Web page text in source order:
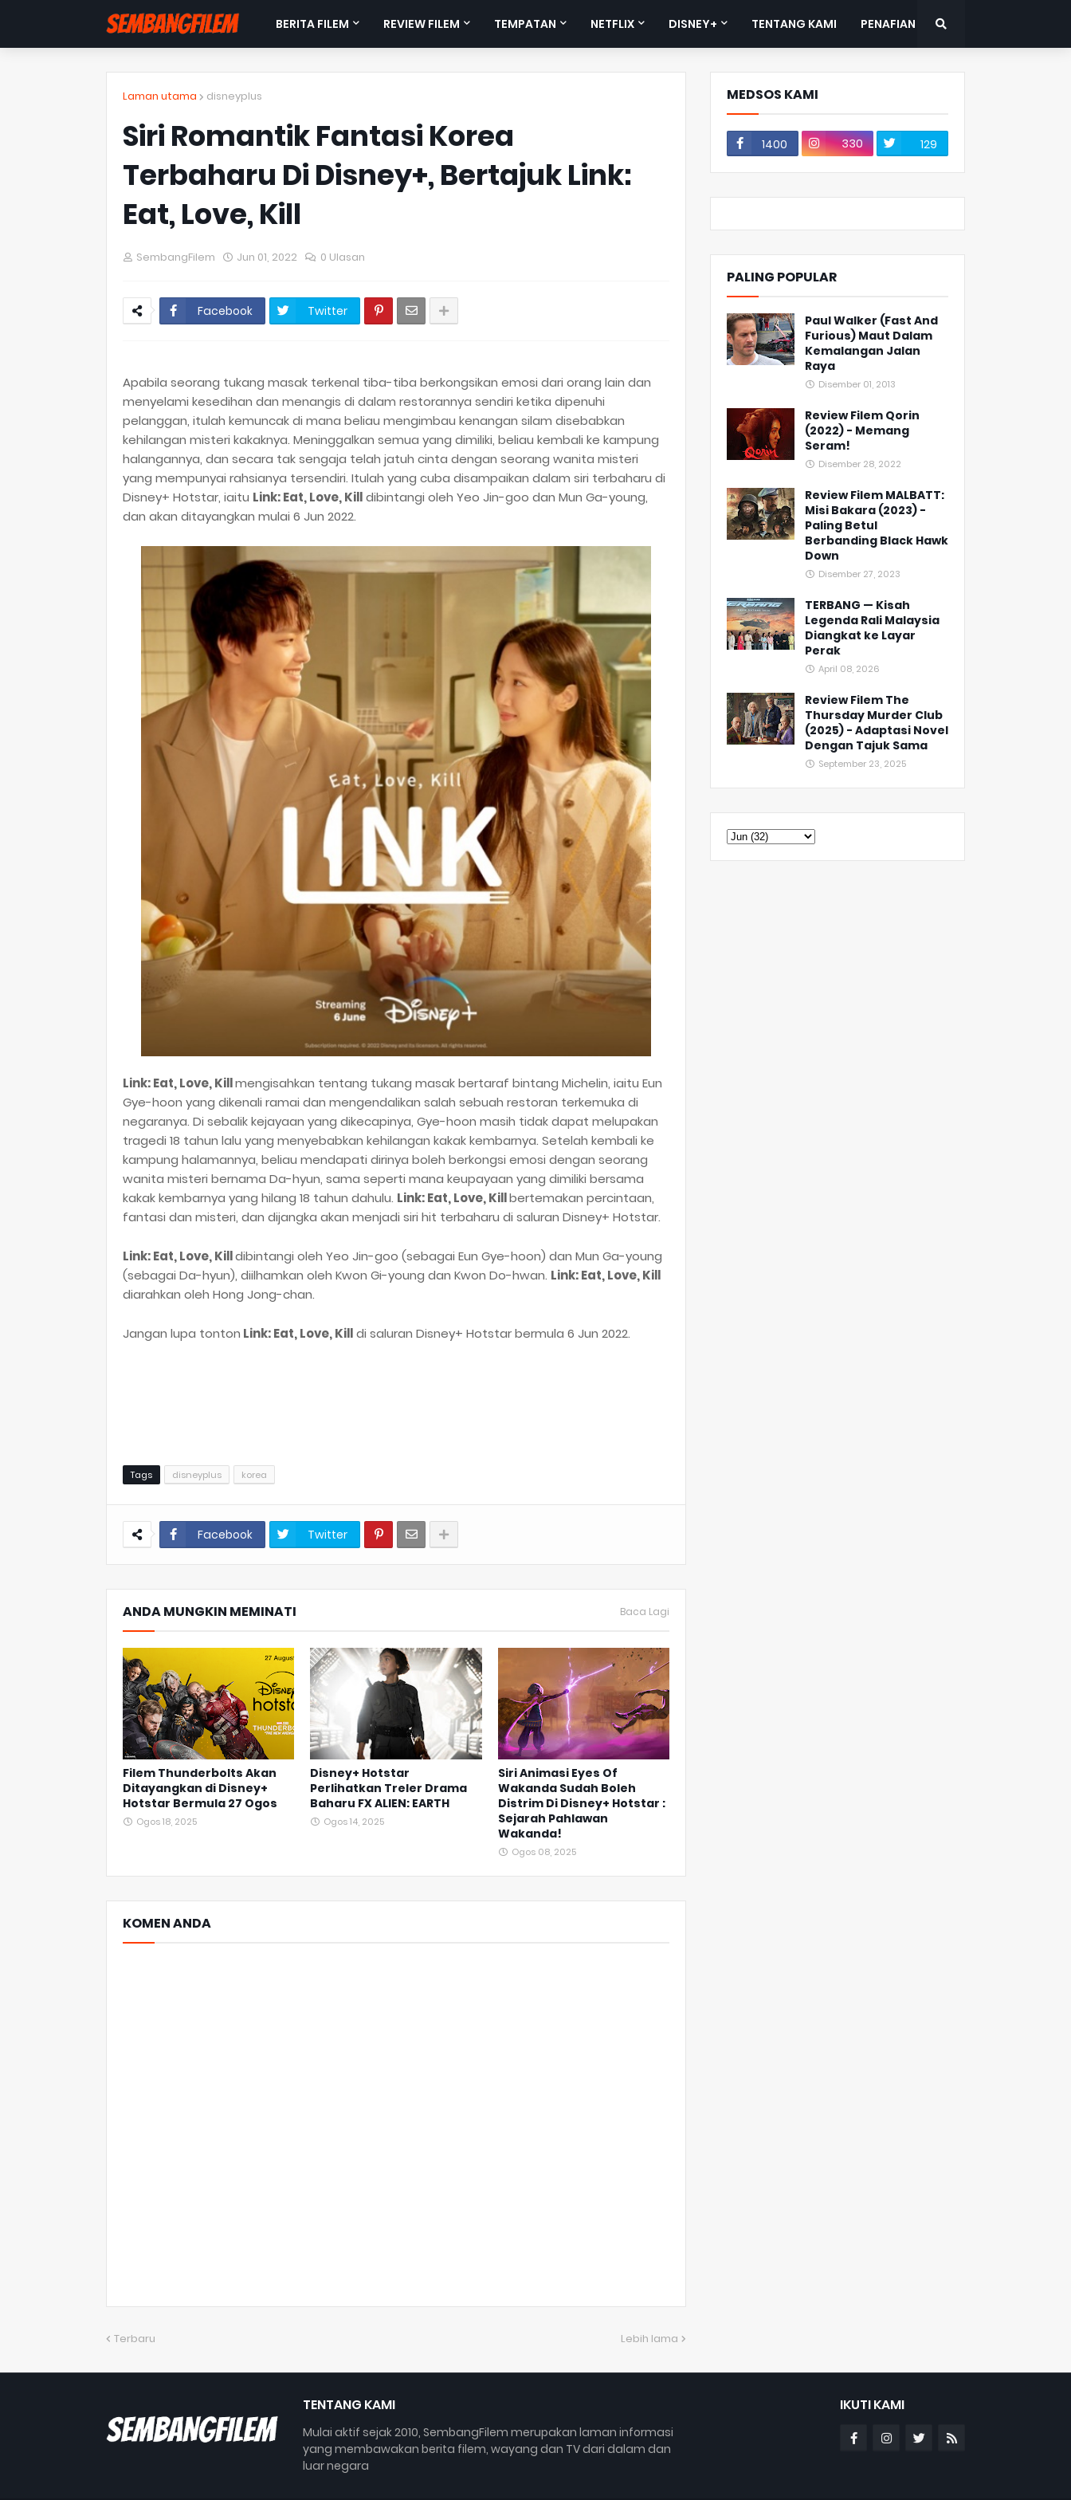
BERITA FILEM REVIEW FILEM TEMPATAN NETFLIX DISNEY+ TENTANG KAMI PENAFIAN
Laman utama disneyplus
Siri Romantik Fantasi Korea
Terbaharu Di Disney+, Bertajuk Link:
Eat, Love, Kill
SembangFilem Jun 01, 2022 0 Ulasan
Facebook Twitter
Apabila seorang tukang masak terkenal tiba-tiba berkongsikan emosi dari orang lain dan
menyelami kesedihan dan menangis di dalam restorannya sendiri ketika dipenuhi
pelanggan, itulah kemuncak di mana beliau mengimbau kenangan silam disebabkan
kehilangan misteri kakaknya. Meninggalkan semua yang dimiliki, beliau kembali ke kampung
halangannya, dan secara tak sengaja telah jatuh cinta dengan seorang wanita misteri
yang mempunyai rahsianya tersendiri. Itulah yang cuba disampaikan dalam siri terbaharu di
Disney+ Hotstar, iaitu Link: Eat, Love, Killdibintangi oleh Yeo Jin-goo dan Mun Ga-young,
dan akan ditayangkan mulai 6 Jun 2022.
Link: Eat, Love, Killmengisahkan tentang tukang masak bertaraf bintang Michelin, iaitu Eun
Gye-hoon yang dikenali ramai dan mengendalikan salah sebuah restoran terkemuka di
negaranya. Di sebalik kejayaan yang dikecapinya, Gye-hoon masih tidak dapat melupakan
tragedi 18 tahun lalu yang menyebabkan kehilangan kakak kembarnya. Setelah kembali ke
kampung halamannya, beliau mendapati dirinya boleh berkongsi emosi dengan seorang
wanita misteri bernama Da-hyun, sama seperti mana keupayaan yang dimiliki bersama
kakak kembarnya yang hilang 18 tahun dahulu. Link: Eat, Love, Killbertemakan percintaan,
fantasi dan misteri, dan dijangka akan menjadi siri hit terbaharu di saluran Disney+ Hotstar.
Link: Eat, Love, Killdibintangi oleh Yeo Jin-goo (sebagai Eun Gye-hoon) dan Mun Ga-young
(sebagai Da-hyun), diilhamkan oleh Kwon Gi-young dan Kwon Do-hwan. Link: Eat, Love, Kill
diarahkan oleh Hong Jong-chan.
Jangan lupa tonton Link: Eat, Love, Killdi saluran Disney+ Hotstar bermula 6 Jun 2022.
Tags disneyplus korea
Facebook Twitter
ANDA MUNGKIN MEMINATI Baca Lagi
Filem Thunderbolts Akan
Ditayangkan di Disney+
Hotstar Bermula 27 Ogos
Ogos 18, 2025
Disney+ Hotstar
Perlihatkan Treler Drama
Baharu FX ALIEN: EARTH
Ogos 14, 2025
Siri Animasi Eyes Of
Wakanda Sudah Boleh
Distrim Di Disney+ Hotstar :
Sejarah Pahlawan
Wakanda!
Ogos 08, 2025
KOMEN ANDA
Terbaru Lebih lama
MEDSOS KAMI
1400 330 129
PALING POPULAR
Paul Walker (Fast And
Furious) Maut Dalam
Kemalangan Jalan
Raya
Disember 01, 2013
Review Filem Qorin
(2022) - Memang
Seram!
Disember 28, 2022
Review Filem MALBATT:
Misi Bakara (2023) -
Paling Betul
Berbanding Black Hawk
Down
Disember 27, 2023
TERBANG — Kisah
Legenda Rali Malaysia
Diangkat ke Layar
Perak
April 08, 2026
Review Filem The
Thursday Murder Club
(2025) - Adaptasi Novel
Dengan Tajuk Sama
September 23, 2025
TENTANG KAMI
Mulai aktif sejak 2010, SembangFilem merupakan laman informasi
yang membawakan berita filem, wayang dan TV dari dalam dan
luar negara
IKUTI KAMI